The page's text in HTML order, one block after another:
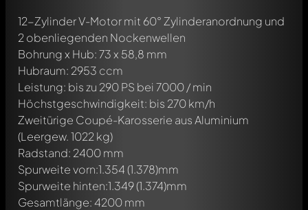
12-Zylinder V-Motor mit 60° Zylinderanordnung und
2 obenliegenden Nockenwellen
Bohrung x Hub: 73 x 58,8 mm
Hubraum: 2953 ccm
Leistung: bis zu 290 PS bei 7000 / min
Höchstgeschwindigkeit: bis 270 km/h
Zweitürige Coupé-Karosserie aus Aluminium
(Leergew. 1022 kg)
Radstand: 2400 mm
Spurweite vorn:1.354 (1.378)mm
Spurweite hinten:1.349 (1.374)mm
Gesamtlänge: 4200 mm